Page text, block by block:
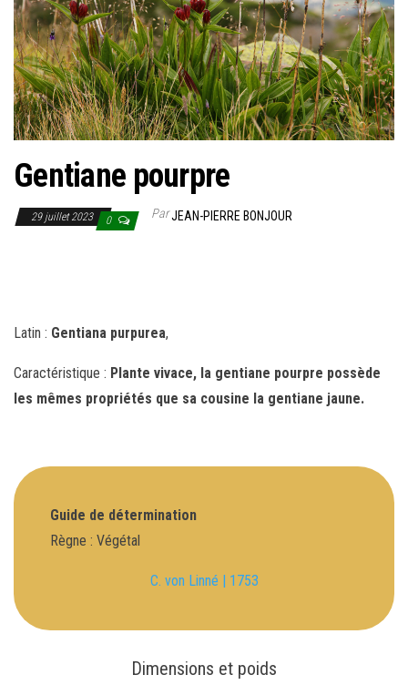
Gentiane pourpre
29 juillet 2023 0 ParJEAN-PIERRE BONJOUR
Latin : Gentiana purpurea,
Caractéristique : Plante vivace, la gentiane pourpre possède
les mêmes propriétés que sa cousine la gentiane jaune.
Guide de détermination
Règne : Végétal
C. von Linné | 1753
Dimensions et poids